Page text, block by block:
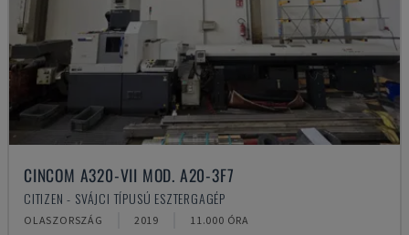
CINCOM A320-VII MOD. A20-3F7
CITIZEN - SVÁJCI TÍPUSÚ ESZTERGAGÉP
OLASZORSZÁG 2019 11.000 ÓRA